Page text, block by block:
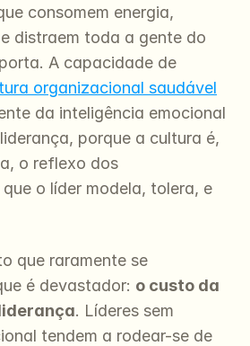
consomem energia,
distraem toda a gente do
A capacidade de
organizacional saudável
da inteligência emocional
porque a cultura é,
o reflexo dos
o líder modela, tolera, e
que raramente se
é devastador: o custo da
. Líderes sem
tendem a rodear-se de